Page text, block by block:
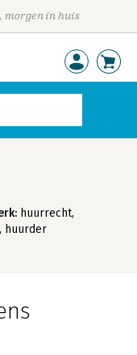
morgen in huis
huurrecht,
huurder